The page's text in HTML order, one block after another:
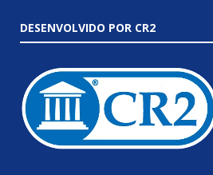
DESENVOLVIDO POR CR2